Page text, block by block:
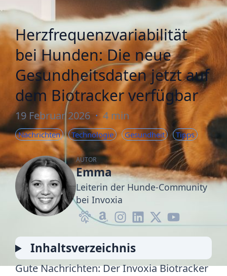
Herzfrequenzvariabilität
bei Hunden: Die neue
Gesundheitsdaten jetzt auf
dem Biotracker verfügbar
19 Februar 2026 · 4 min
Nachrichten Technologie Gesundheit Tipps
AUTOR
Emma
Leiterin der Hunde-Community
bei Invoxia
Inhaltsverzeichnis
Gute Nachrichten: Der Invoxia Biotracker